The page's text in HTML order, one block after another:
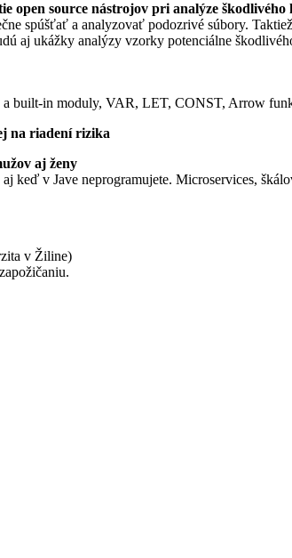
open source nástrojov pri analýze škodlivého
spúšťať a analyzovať podozrivé súbory.
aj ukážky analýzy vzorky potenciálne
a built-in moduly, VAR, LET, CONST, Arrow
na riadení rizika
aj ženy
keď v Jave neprogramujete. Microservices,
v Žiline)